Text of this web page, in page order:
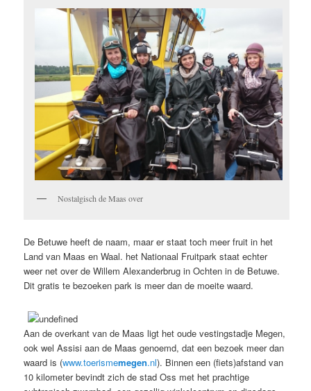
Nostalgisch de Maas over
De Betuwe heeft de naam, maar er staat toch meer fruit in het
Land van Maas en Waal. het Nationaal Fruitpark staat echter
weer net over de Willem Alexanderbrug in Ochten in de Betuwe.
Dit gratis te bezoeken park is meer dan de moeite waard.
Aan de overkant van de Maas ligt het oude vestingstadje Megen,
ook wel Assisi aan de Maas genoemd, dat een bezoek meer dan
waard is (www.toerismemegen.nl). Binnen een (fiets)afstand van
10 kilometer bevindt zich de stad Oss met het prachtige